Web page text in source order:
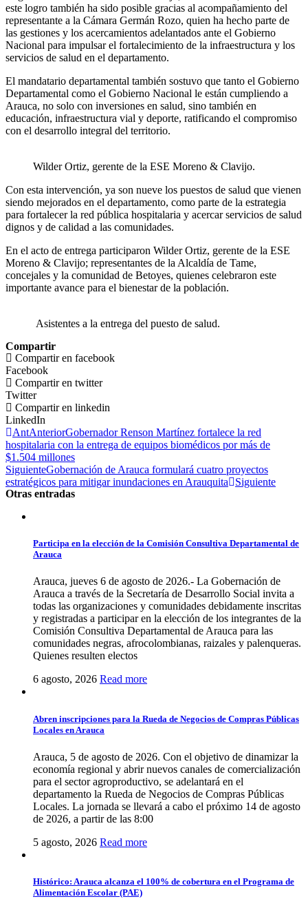
este logro también ha sido posible gracias al acompañamiento del
representante a la Cámara Germán Rozo, quien ha hecho parte de
las gestiones y los acercamientos adelantados ante el Gobierno
Nacional para impulsar el fortalecimiento de la infraestructura y los
servicios de salud en el departamento.
El mandatario departamental también sostuvo que tanto el Gobierno
Departamental como el Gobierno Nacional le están cumpliendo a
Arauca, no solo con inversiones en salud, sino también en
educación, infraestructura vial y deporte, ratificando el compromiso
con el desarrollo integral del territorio.
Wilder Ortiz, gerente de la ESE Moreno & Clavijo.
Con esta intervención, ya son nueve los puestos de salud que vienen
siendo mejorados en el departamento, como parte de la estrategia
para fortalecer la red pública hospitalaria y acercar servicios de salud
dignos y de calidad a las comunidades.
En el acto de entrega participaron Wilder Ortiz, gerente de la ESE
Moreno & Clavijo; representantes de la Alcaldía de Tame,
concejales y la comunidad de Betoyes, quienes celebraron este
importante avance para el bienestar de la población.
Asistentes a la entrega del puesto de salud.
Compartir
Compartir en facebook
Facebook
Compartir en twitter
Twitter
Compartir en linkedin
LinkedIn
AntAnteriorGobernador Renson Martínez fortalece la red
hospitalaria con la entrega de equipos biomédicos por más de
$1.504 millones
SiguienteGobernación de Arauca formulará cuatro proyectos
estratégicos para mitigar inundaciones en Arauquita
Siguiente
Otras entradas
Participa en la elección de la Comisión Consultiva Departamental de
Arauca
Arauca, jueves 6 de agosto de 2026.- La Gobernación de
Arauca a través de la Secretaría de Desarrollo Social invita a
todas las organizaciones y comunidades debidamente inscritas
y registradas a participar en la elección de los integrantes de la
Comisión Consultiva Departamental de Arauca para las
comunidades negras, afrocolombianas, raizales y palenqueras.
Quienes resulten electos
6 agosto, 2026 Read more
Abren inscripciones para la Rueda de Negocios de Compras Públicas
Locales en Arauca
Arauca, 5 de agosto de 2026. Con el objetivo de dinamizar la
economía regional y abrir nuevos canales de comercialización
para el sector agroproductivo, se adelantará en el
departamento la Rueda de Negocios de Compras Públicas
Locales. La jornada se llevará a cabo el próximo 14 de agosto
de 2026, a partir de las 8:00
5 agosto, 2026 Read more
Histórico: Arauca alcanza el 100% de cobertura en el Programa de
Alimentación Escolar (PAE)